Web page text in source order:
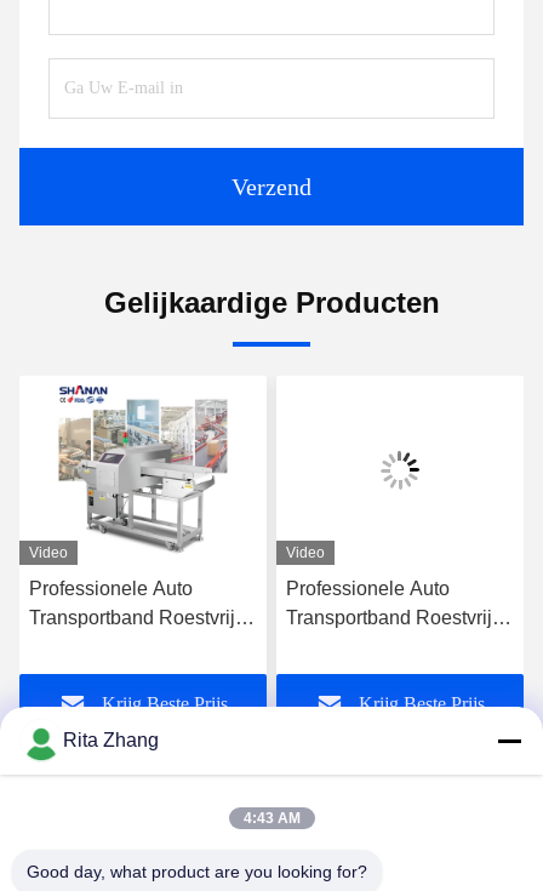
Verzend
Gelijkaardige Producten
Video
Professionele Auto
Transportband Roestvrij
Zeevruchten Grade Melk
Koekjes Vlees Voedsel
Metaaldetector CE
Gecertificeerd
Krijg Beste Prijs
Video
Professionele Auto
Transportband Roestvrij
Zeevruchten Grade Melk
Koekjes Vlees Voedsel
Krijg Beste Prijs
GUANGDONG SHANAN TECHNOLOGY
Rita Zhang
4:43 AM
Good day, what product are you looking for?